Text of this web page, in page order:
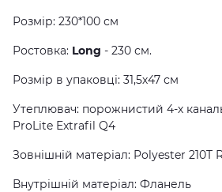
Розмір: 230*100 см
Ростовка: Long - 230 см.
Розмір в упаковці: 31,5х47 см
Утеплювач: порожнистий 4-х
ProLite Extrafil Q4
Зовнішній матеріал: Polyester 210T
Внутрішній матеріал: Фланель